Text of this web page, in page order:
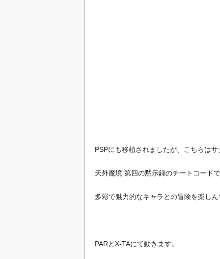
PSPにも移植されましたが、こちらはサ
天外魔境 第四の黙示録のチートコードで
多彩で魅力的なキャラとの冒険を楽しん
PARとX-TAにて動きます。